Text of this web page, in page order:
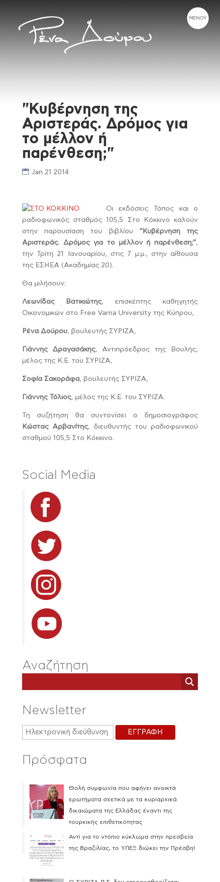
"Κυβέρνηση της
Αριστεράς. Δρόμος για
το μέλλον ή
παρένθεση;"
Jan 21 2014
Oι εκδόσεις Τόπος και ο
ραδιοφωνικός σταθμός 105,5 Στο Κόκκινο καλούν
στην παρουσίαση του βιβλίου “Κυβέρνηση της
Αριστεράς. Δρόμος για το μέλλον ή παρένθεση;”,
την Τρίτη 21 Ιανουαρίου, στις 7 μ.μ., στην αίθουσα
της ΕΣΗΕΑ (Ακαδημίας 20).
Θα μιλήσουν:
Λεωνίδας Βατικιώτης, επισκέπτης καθηγητής
Οικονομικών στο Free Varna University της Κύπρου,
Ρένα Δούρου, βουλευτής ΣΥΡΙΖΑ,
Γιάννης Δραγασάκης, Αντιπρόεδρος της Βουλής,
μέλος της Κ.Ε. του ΣΥΡΙΖΑ,
Σοφία Σακοράφα, βουλευτής ΣΥΡΙΖΑ,
Γιάννης Τόλιος, μέλος της Κ.Ε. του ΣΥΡΙΖΑ.
Τη συζήτηση θα συντονίσει ο δημοσιογράφος
Κώστας Αρβανίτης, διευθυντής του ραδιοφωνικού
σταθμού 105,5 Στο Κόκκινο.
Social Media
Αναζήτηση
Newsletter
Πρόσφατα
Θολή συμφωνία που αφήνει ανοικτά
ερωτήματα σχετικά με τα κυριαρχικά
δικαιώματα της Ελλάδας έναντι της
τουρκικής επιθετικότητας
Αντί για το ντόπιο κύκλωμα στην πρεσβεία
της Βραζιλίας, το ΥΠΕΞ διώκει την Πρέσβη!